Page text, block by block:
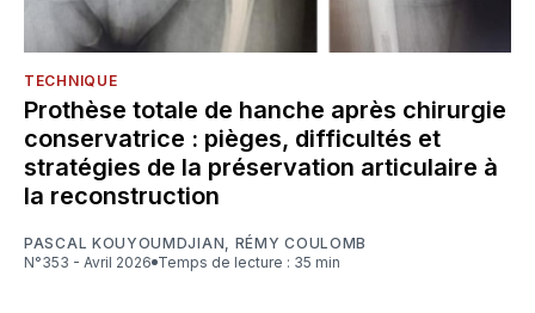
TECHNIQUE
Prothèse totale de hanche après chirurgie
conservatrice : pièges, difficultés et
stratégies de la préservation articulaire à
la reconstruction
PASCAL KOUYOUMDJIAN
RÉMY COULOMB
N°353 - Avril 2026
Temps de lecture : 35 min